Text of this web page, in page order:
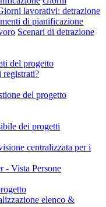
lavorativi: detrazione
di pianificazione
Scenari di detrazione
del progetto
registrati?
del progetto
dei progetti
centralizzata per i
- Vista Persone
elenco &